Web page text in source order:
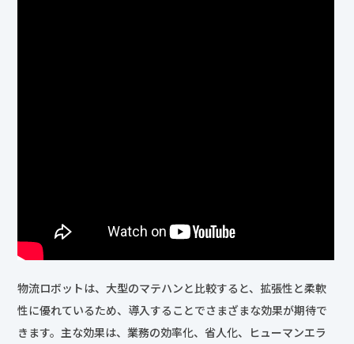
物流ロボットは、大型のマテハンと比較すると、拡張性と柔軟
性に優れているため、導入することでさまざまな効果が期待で
きます。主な効果は、業務の効率化、省人化、ヒューマンエラ